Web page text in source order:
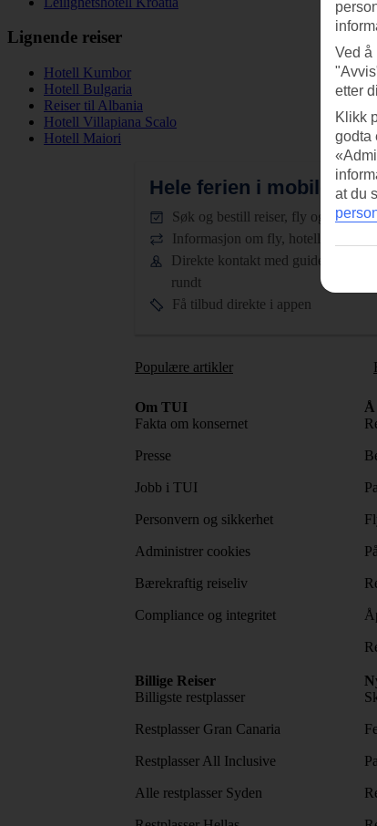
Lignende reiser
Hotell Kumbor
Hotell Bulgaria
Reiser til Albania
Hotell Villapiana Scalo
Hotell Maiori
Hele ferien i mobilen.
Søk og bestill reiser, fly og hotell
Informasjon om fly, hotell og transfer
Direkte kontakt med guidene døgnet
rundt
Få tilbud direkte i appen
Populære artikler
Om TUI
Fakta om konsernet
Presse
Jobb i TUI
Personvern og sikkerhet
Administrer cookies
Bærekraftig reiseliv
Compliance og integritet
Å
Billige Reiser
Billigste restplasser
Restplasser Gran Canaria
Restplasser All Inclusive
Alle restplasser Syden
Ved å
etter
Klikk
godta
at du